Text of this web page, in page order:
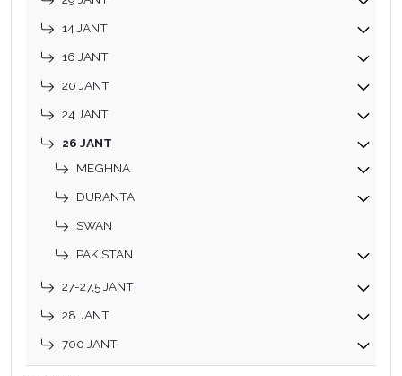
14 JANT
16 JANT
20 JANT
24 JANT
26 JANT
MEGHNA
DURANTA
SWAN
PAKISTAN
27-27,5 JANT
28 JANT
700 JANT